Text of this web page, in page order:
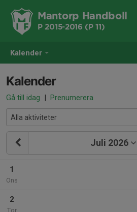
Kalender
Mantorp Handboll
P 2015-2016 (P 11)
Kalender
Gå till idag | Prenumerera
Juli 2026
1
Ons
2
Tor